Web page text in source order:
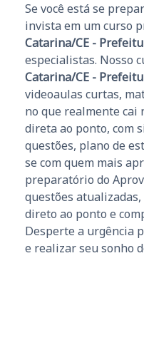
Se você está se
invista em um curso
Catarina/CE -
especialistas. Nosso
Catarina/CE -
videoaulas curtas,
no que realmente cai
direta ao ponto, com
questões, plano de
se com quem mais
preparatório do
questões
direto ao ponto e
Desperte a urgência
e realizar seu sonho